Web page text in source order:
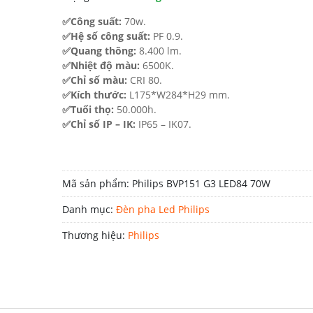
919.000 ₫.
✅Công suất: 70w.
✅Hệ số công suất: PF 0.9.
✅Quang thông: 8.400 lm.
✅Nhiệt độ màu: 6500K.
✅Chỉ số màu: CRI 80.
✅Kích thước: L175*W284*H29 mm.
✅Tuổi thọ: 50.000h.
✅Chỉ số IP – IK: IP65 – IK07.
Mã sản phẩm: Philips BVP151 G3 LED84 70W
Danh mục: Đèn pha Led Philips
Thương hiệu: Philips